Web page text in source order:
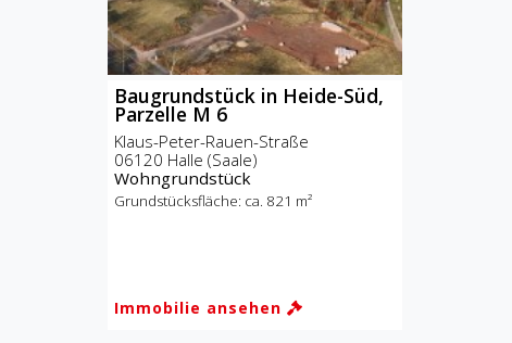
Baugrundstück in Heide-Süd,
Parzelle M 6
Klaus-Peter-Rauen-Straße
06120 Halle (Saale)
Wohngrundstück
Grundstücksfläche: ca. 821 m²
Immobilie ansehen